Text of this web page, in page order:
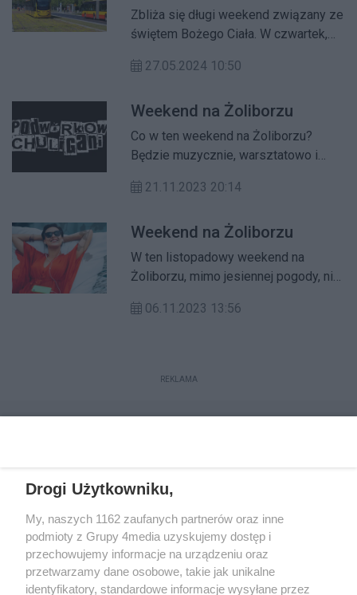
Zbliża się długi weekend związany ze
świętem Bożego Ciała. W czwartek,
Warszawie będzie działał według
według sobotniego – z dodatkowymi
kursami na wybranych liniach.
27.05.2024 10:50
Weekend na Żoliborzu
Co w ten weekend na Żoliborzu?
Będzie muzycznie, warsztatowo i
wydarzy w ten weekend na Żoliborzu.
21.11.2023 20:14
Weekend na Żoliborzu
W ten listopadowy weekend na
Żoliborzu, mimo jesiennej pogody, nie
Będą także atrakcje dla najmłodszych
06.11.2023 13:56
REKLAMA
Reklama Kontakt Regulamin
Dystrybucja
Regulamin prenumeraty
Polityka Prywatności
Drogi Użytkowniku,
My, naszych 1162 zaufanych partnerów oraz inne
podmioty z Grupy 4media uzyskujemy dostęp i
przechowujemy informacje na urządzeniu oraz
przetwarzamy dane osobowe, takie jak unikalne
identyfikatory, standardowe informacje wysyłane przez